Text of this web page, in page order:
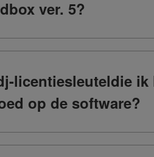
ver. 5?
licentiesleuteldie
op de software?